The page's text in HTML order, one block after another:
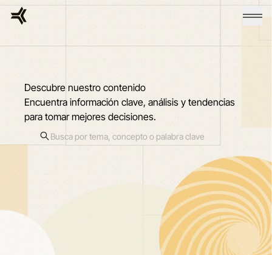
Descubre nuestro contenido
Encuentra información clave, análisis y tendencias
para tomar mejores decisiones.